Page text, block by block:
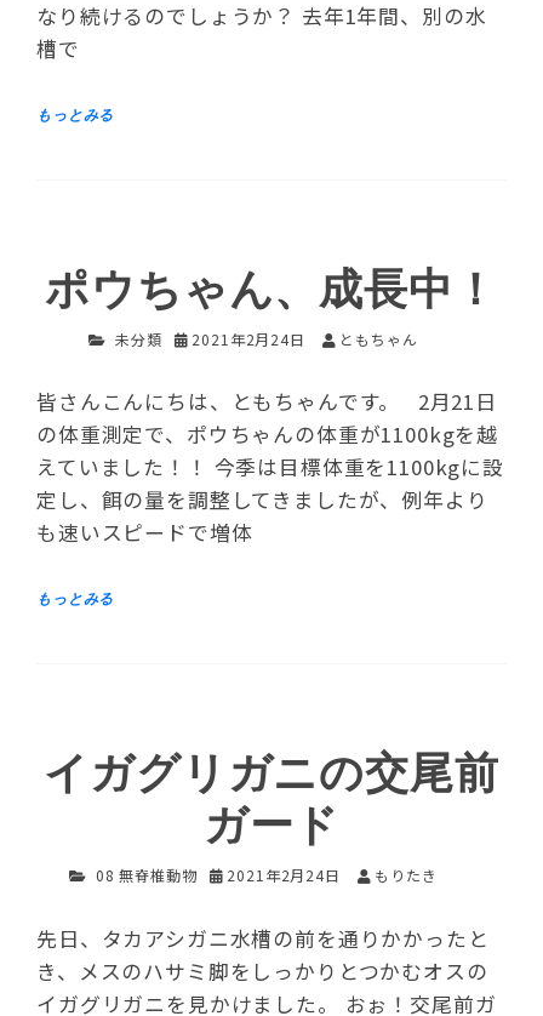
なり続けるのでしょうか？ 去年1年間、別の水
槽で
ポウちゃん、成長中！
未分類 2021年2月24日 ともちゃん
皆さんこんにちは、ともちゃんです。 2月21日
の体重測定で、ポウちゃんの体重が1100kgを越
えていました！！ 今季は目標体重を1100kgに設
定し、餌の量を調整してきましたが、例年より
も速いスピードで増体
イガグリガニの交尾前
ガード
08 無脊椎動物 2021年2月24日 もりたき
先日、タカアシガニ水槽の前を通りかかったと
き、メスのハサミ脚をしっかりとつかむオスの
イガグリガニを見かけました。 おぉ！交尾前ガ